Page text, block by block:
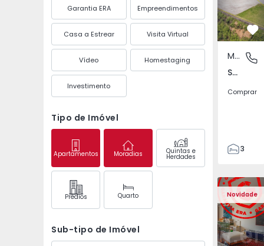
Garantia ERA Empreendimentos
Casa a Estrear Visita Virtual
Vídeo Homestaging
Investimento
Tipo de Imóvel
Apartamentos Moradias Quintas e
Herdades
Prédios Quarto
Sub-tipo de Imóvel
São
Moradia Geminada
São Mateus da Calheta, Ilha Terceira
Comprar
3
149
226
2
Novidade
Apartamento T3